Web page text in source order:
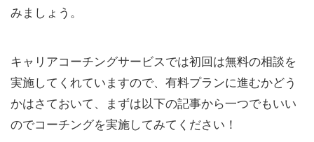
みましょう。
キャリアコーチングサービスでは初回は無料の相談を
実施してくれていますので、有料プランに進むかどう
かはさておいて、まずは以下の記事から一つでもいい
のでコーチングを実施してみてください！